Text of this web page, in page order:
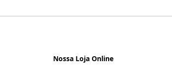
Nossa Loja Online